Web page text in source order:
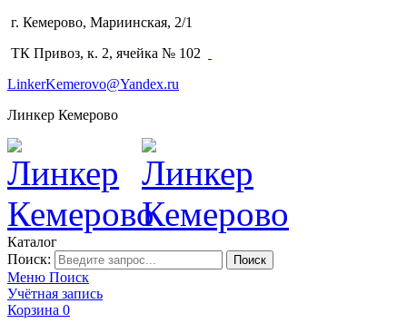
г. Кемерово, Мариинская, 2/1
ТК Привоз, к. 2, ячейка № 102
LinkerKemerovo@Yandex.ru
Линкер Кемерово
Каталог
Поиск:
Поиск
Меню Поиск
Учётная запись
Корзина 0